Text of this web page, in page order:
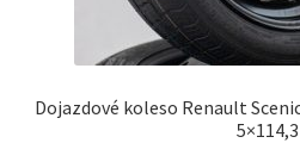
Dojazdové koleso Renault
5×114,3